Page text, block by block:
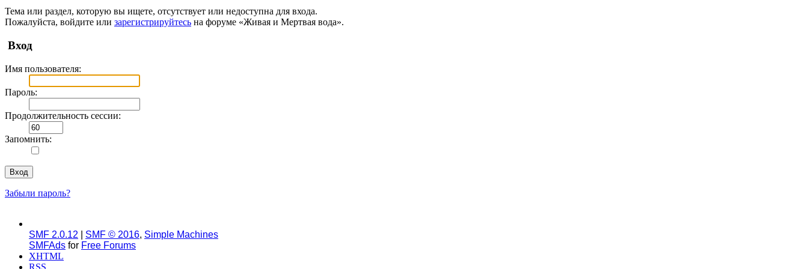
Тема или раздел, которую вы ищете, отсутствует или недоступна для входа.
Пожалуйста, войдите или зарегистрируйтесь на форуме «Живая и Мертвая вода».
Вход
Имя пользователя:
Пароль:
Продолжительность сессии:
Запомнить:
Забыли пароль?
SMF 2.0.12 SMF © 2016, Simple Machines
SMFAds for Free Forums
XHTML
RSS